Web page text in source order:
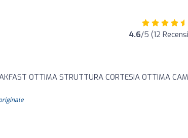
4.6/5 (12
OTTIMA STRUTTURA CORTESIA OTTIMA